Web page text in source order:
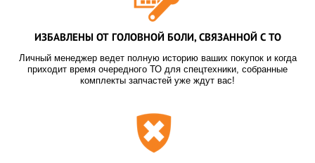
ИЗБАВЛЕНЫ ОТ ГОЛОВНОЙ БОЛИ, СВЯЗАННОЙ С ТО
Личный менеджер ведет полную историю ваших покупок и когда
приходит время очередного ТО для спецтехники, собранные
комплекты запчастей уже ждут вас!